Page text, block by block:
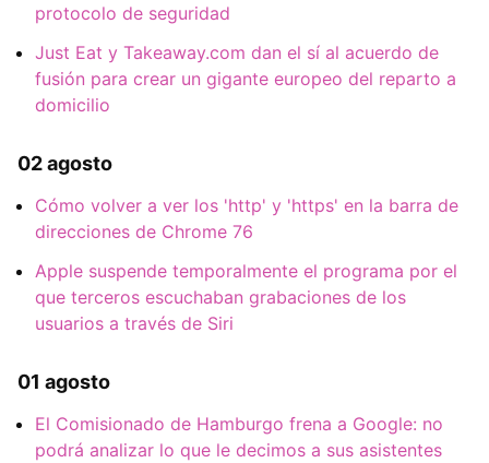
protocolo de seguridad
Just Eat y Takeaway.com dan el sí al acuerdo de
fusión para crear un gigante europeo del reparto a
domicilio
02 agosto
Cómo volver a ver los 'http' y 'https' en la barra de
direcciones de Chrome 76
Apple suspende temporalmente el programa por el
que terceros escuchaban grabaciones de los
usuarios a través de Siri
01 agosto
El Comisionado de Hamburgo frena a Google: no
podrá analizar lo que le decimos a sus asistentes